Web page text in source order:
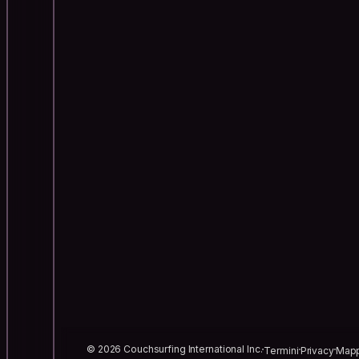
© 2026 Couchsurfing International Inc.TerminiPrivacy